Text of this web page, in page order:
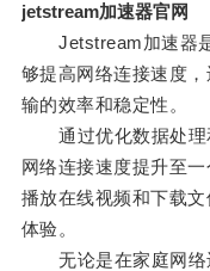
jetstream加速器官网
Jetstream加速器是
够提高网络连接速度
输的效率和稳定性。
通过优化数据处理
网络连接速度提升至
播放在线视频和下载
体验。
无论是在家庭网络